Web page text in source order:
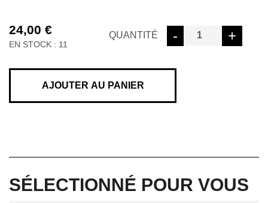
24,00 €
EN STOCK : 11
QUANTITÉ -
quantité
de
DES
+
AJOUTER AU PANIER
SÉLECTIONNÉ POUR VOUS